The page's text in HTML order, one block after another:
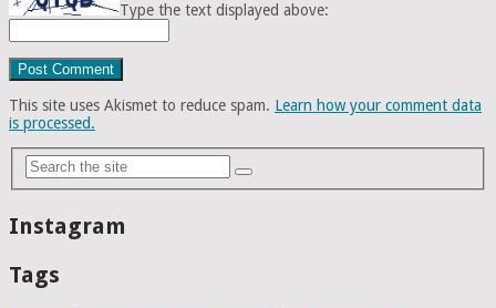
Type the text displayed above:
This site uses Akismet to reduce spam. Learn how your comment data
is processed.
Instagram
Tags